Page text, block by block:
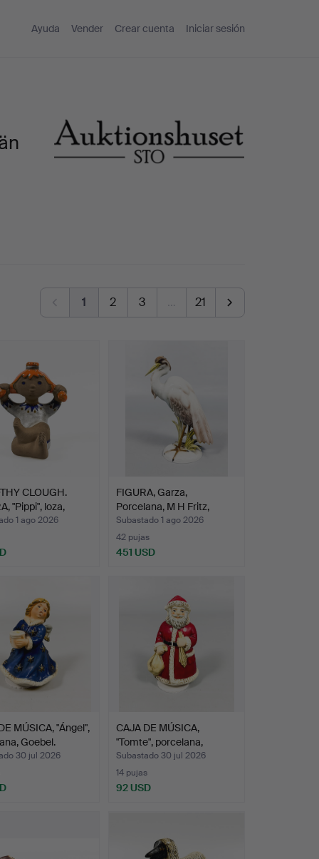
Ayuda Vender Crear cuenta Iniciar sesión
1 2 3 … 21
CLOUGH.
"Pippi", loza,
1 ago 2026
FIGURA, Garza,
Porcelana, M H Fritz,
Rosen…
Subastado 1 ago 2026
42 pujas
451 USD
MÚSICA, "Ángel",
Goebel.
30 jul 2026
CAJA DE MÚSICA,
"Tomte", porcelana,
Goebel.
Subastado 30 jul 2026
14 pujas
92 USD